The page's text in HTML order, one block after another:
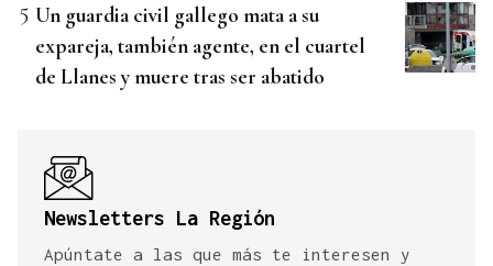
Un guardia civil gallego mata a su
expareja, también agente, en el cuartel
de Llanes y muere tras ser abatido
Newsletters La Región
Apúntate a las que más te interesen y